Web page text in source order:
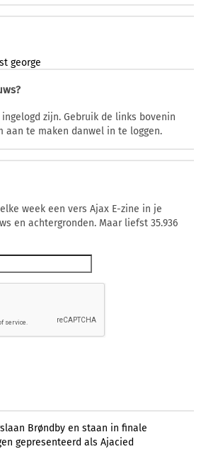
george
zijn. Gebruik de links bovenin
aan te maken danwel in te loggen.
week een vers Ajax E-zine in je
en achtergronden. Maar liefst 35.936
Brøndby en staan in finale
gepresenteerd als Ajacied